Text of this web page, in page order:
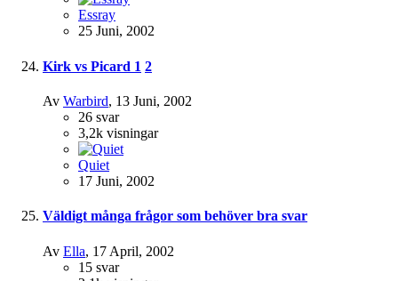
Essray
25 Juni, 2002
Kirk vs Picard 1 2
Av Warbird, 13 Juni, 2002
26 svar
3,2k visningar
Quiet
17 Juni, 2002
Väldigt många frågor som behöver bra svar
Av Ella, 17 April, 2002
15 svar